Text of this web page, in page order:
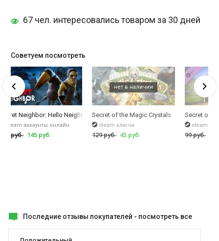
67 чел. интересовались товаром за 30 дней
Советуем посмотреть
Neighbor: Hello Neighbor Multiplayer
steam аккаунты онлайн
руб. 145 руб.
Secret of the Magic Crystals
steam ключи
129 руб. 45 руб.
Secret of
steam
99 руб.
Последние отзывы покупателей - посмотреть все